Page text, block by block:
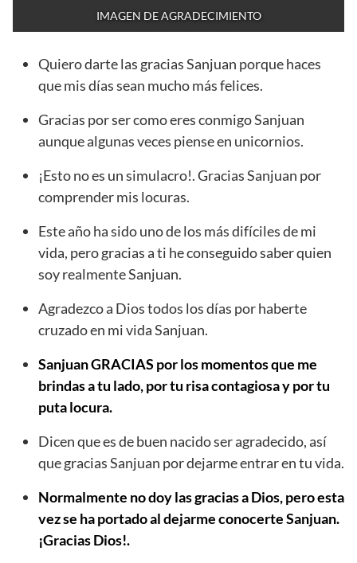
IMAGEN DE AGRADECIMIENTO
Quiero darte las gracias Sanjuan porque haces
que mis días sean mucho más felices.
Gracias por ser como eres conmigo Sanjuan
aunque algunas veces piense en unicornios.
¡Esto no es un simulacro!. Gracias Sanjuan por
comprender mis locuras.
Este año ha sido uno de los más difíciles de mi
vida, pero gracias a ti he conseguido saber quien
soy realmente Sanjuan.
Agradezco a Dios todos los días por haberte
cruzado en mi vida Sanjuan.
Sanjuan GRACIAS por los momentos que me
brindas a tu lado, por tu risa contagiosa y por tu
puta locura.
Dicen que es de buen nacido ser agradecido, así
que gracias Sanjuan por dejarme entrar en tu vida.
Normalmente no doy las gracias a Dios, pero esta
vez se ha portado al dejarme conocerte Sanjuan.
¡Gracias Dios!.